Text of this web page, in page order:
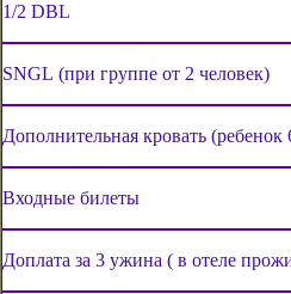
1/2 DBL
SNGL (при группе от 2 человек)
Дополнительная кровать (ребенок
Входные билеты
Доплата за 3 ужина ( в отеле